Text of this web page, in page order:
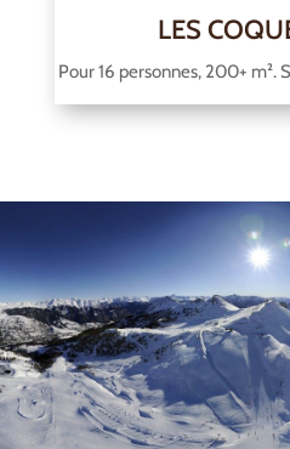
LES
Pour 16 personnes, 200+ m².